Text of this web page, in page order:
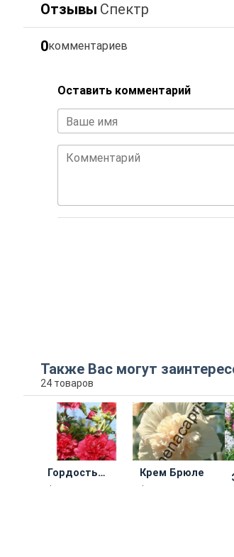
Отзывы Спектр
0комментариев
Оставить комментарий
Ваше имя
Комментарий
Также Вас могут
24 товаров
Гордость
Сада
Фермерское
Крем Брюле
Фермерское